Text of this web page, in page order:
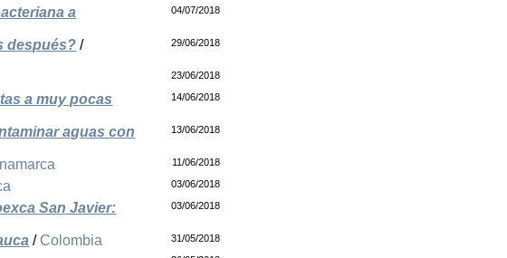
a
04/07/2018
después? /
29/06/2018
23/06/2018
a muy pocas
14/06/2018
aguas con
13/06/2018
11/06/2018
03/06/2018
San Javier:
03/06/2018
/ Colombia 31/05/2018